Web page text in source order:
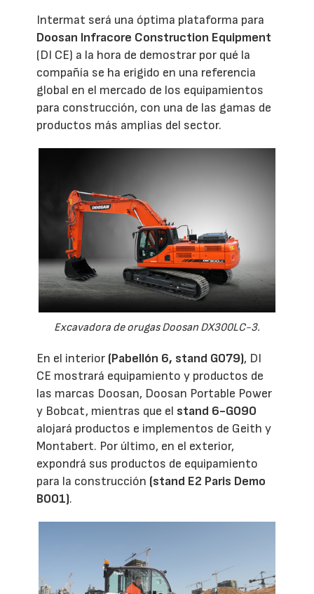
Intermat será una óptima plataforma para
Doosan Infracore Construction Equipment
(DI CE) a la hora de demostrar por qué la
compañía se ha erigido en una referencia
global en el mercado de los equipamientos
para construcción, con una de las gamas de
productos más amplias del sector.
Excavadora de orugas Doosan DX300LC-3.
En el interior (Pabellón 6, stand G079), DI
CE mostrará equipamiento y productos de
las marcas Doosan, Doosan Portable Power
y Bobcat, mientras que el stand 6-G090
alojará productos e implementos de Geith y
Montabert. Por último, en el exterior,
expondrá sus productos de equipamiento
para la construcción (stand E2 Paris Demo
B001).